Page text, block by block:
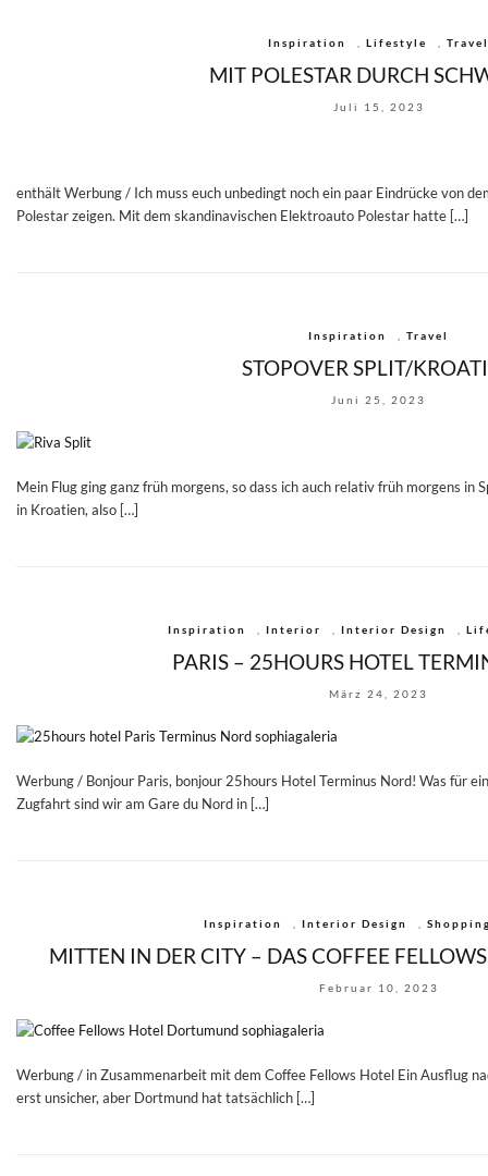
Inspiration Lifestyle Travel
MIT POLESTAR DURCH
Juli 15, 2023
enthält Werbung / Ich muss euch unbedingt noch ein paar Eindrücke von
Polestar zeigen. Mit dem skandinavischen Elektroauto Polestar hatte […]
Inspiration Travel
STOPOVER SPLIT/
Juni 25, 2023
Mein Flug ging ganz früh morgens, so dass ich auch relativ früh morgens in
in Kroatien, also […]
Inspiration Interior Interior Design
PARIS – 25HOURS HOTEL
März 24, 2023
Werbung / Bonjour Paris, bonjour 25hours Hotel Terminus Nord! Was für
Zugfahrt sind wir am Gare du Nord in […]
Inspiration Interior Design
MITTEN IN DER CITY – DAS COFFEE
Februar 10, 2023
Werbung / in Zusammenarbeit mit dem Coffee Fellows Hotel Ein Ausflug
erst unsicher, aber Dortmund hat tatsächlich […]